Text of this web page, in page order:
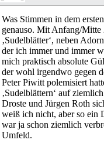
Was Stimmen in dem
genauso. Mit Anfang/
‚Sudelblätter‘, neben
der ich immer und immer
mich praktisch absolute
der wohl irgendwo gegen
Peter Piwitt polemisiert
‚Sudelblättern‘ auf
Droste und Jürgen Roth
weiß ich nicht, aber so ein
war ja schon ziemlich
Umfeld.